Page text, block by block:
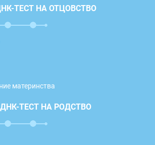
ТЕСТ НА ОТЦОВСТВО
материнства
ДНК-ТЕСТ НА РОДСТВО